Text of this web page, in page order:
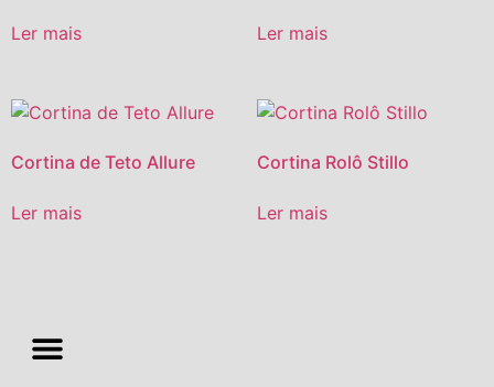
Ler mais Ler mais
Cortina de Teto Allure
Ler mais
Cortina Rolô Stillo
Ler mais